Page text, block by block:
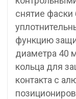
снятие
функцию
диаметра 40
кольца для
контакта с